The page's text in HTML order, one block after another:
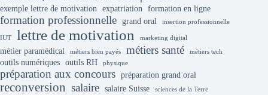
exemple lettre de motivation expatriation formation en ligne
formation professionnelle grand oral insertion professionnelle
IUT lettre de motivation marketing digital
métier paramédical métiers bien payés métiers santé métiers tech
outils numériques outils RH physique
préparation aux concours préparation grand oral
reconversion salaire salaire Suisse sciences de la Terre